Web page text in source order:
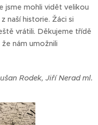
jsme mohli vidět velikou
naší historie. Žáci si
vrátili. Děkujeme třídě
nám umožnili
Rodek, Jiří Nerad ml.